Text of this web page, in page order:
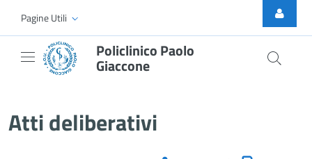
Skip to Main Content
Pagine Utili
Policlinico Paolo
Giaccone
Atti deliberativi